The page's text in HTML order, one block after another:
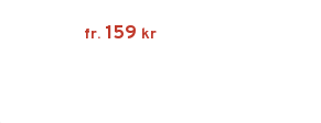
fr. 159 kr